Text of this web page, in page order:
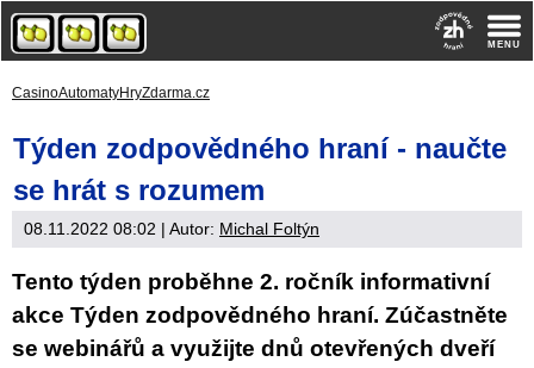
CasinoAutomatyHryZdarma.cz
Týden zodpovědného hraní - naučte
se hrát s rozumem
08.11.2022 08:02 | Autor: Michal Foltýn
Tento týden proběhne 2. ročník informativní
akce Týden zodpovědného hraní. Zúčastněte
se webinářů a využijte dnů otevřených dveří